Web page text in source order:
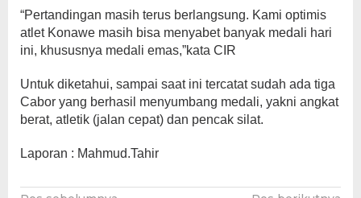
“Pertandingan masih terus berlangsung. Kami optimis
atlet Konawe masih bisa menyabet banyak medali hari
ini, khususnya medali emas,”kata CIR
Untuk diketahui, sampai saat ini tercatat sudah ada tiga
Cabor yang berhasil menyumbang medali, yakni angkat
berat, atletik (jalan cepat) dan pencak silat.
Laporan : Mahmud.Tahir